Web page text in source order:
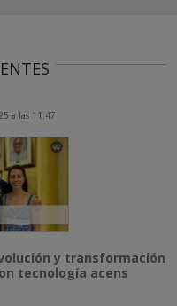
a las 11:47
y transformación
tecnología acens